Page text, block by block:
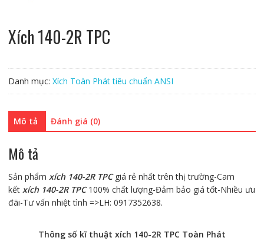
Xích 140-2R TPC
Danh mục: Xích Toàn Phát tiêu chuẩn ANSI
Mô tả Đánh giá (0)
Mô tả
Sản phẩm xích 140-2R TPCgiá rẻ nhất trên thị trường-Cam
kết xích 140-2R TPC100% chất lượng-Đảm bảo giá tốt-Nhiều ưu
đãi-Tư vấn nhiệt tình =>LH: 0917352638.
Thông số kĩ thuật xích 140-2R TPC Toàn Phát